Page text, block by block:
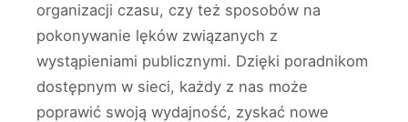
organizacji czasu, czy też sposobów na
pokonywanie lęków związanych z
wystąpieniami publicznymi. Dzięki poradnikom
dostępnym w sieci, każdy z nas może
poprawić swoją wydajność, zyskać nowe